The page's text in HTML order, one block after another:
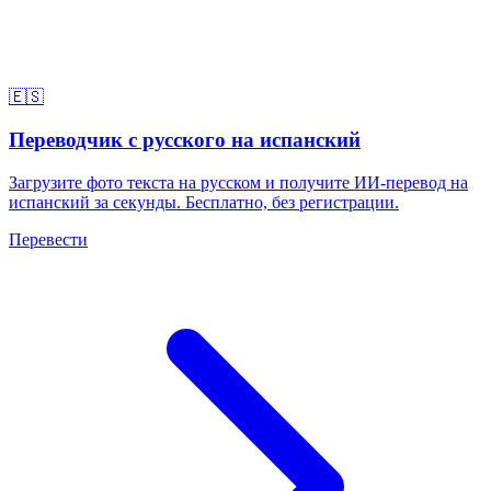
🇪🇸
Переводчик с русского на испанский
Загрузите фото текста на русском и получите ИИ-перевод на
испанский за секунды. Бесплатно, без регистрации.
Перевести